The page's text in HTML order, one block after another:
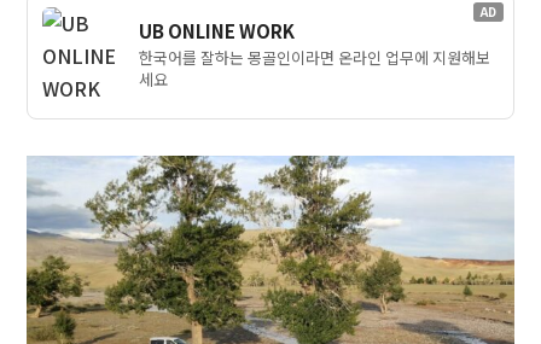
AD
UB ONLINE WORK
한국어를 잘하는 몽골인이라면 온라인 업무에 지원해보
세요